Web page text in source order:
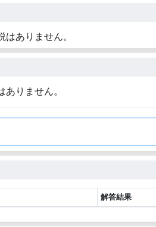
はありません。
ありません。
解答結果